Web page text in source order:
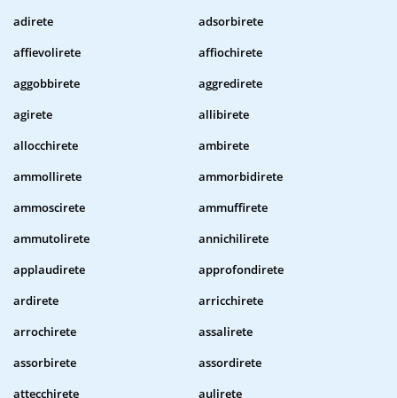
adirete
adsorbirete
affievolirete
affiochirete
aggobbirete
aggredirete
agirete
allibirete
allocchirete
ambirete
ammollirete
ammorbidirete
ammoscirete
ammuffirete
ammutolirete
annichilirete
applaudirete
approfondirete
ardirete
arricchirete
arrochirete
assalirete
assorbirete
assordirete
attecchirete
aulirete